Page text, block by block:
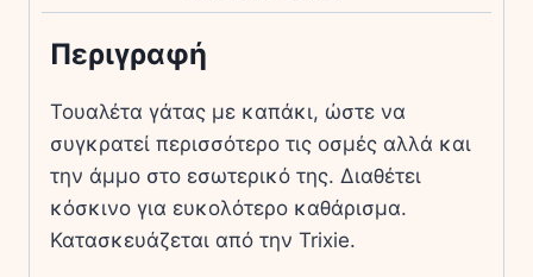
Χρώμα
Μ53xΠ55.5xΥ52cm
Περιγραφή
Τουαλέτα γάτας με καπάκι, ώστε να
συγκρατεί περισσότερο τις οσμές αλλά και
την άμμο στο εσωτερικό της. Διαθέτει
κόσκινο για ευκολότερο καθάρισμα.
Κατασκευάζεται από την Trixie.